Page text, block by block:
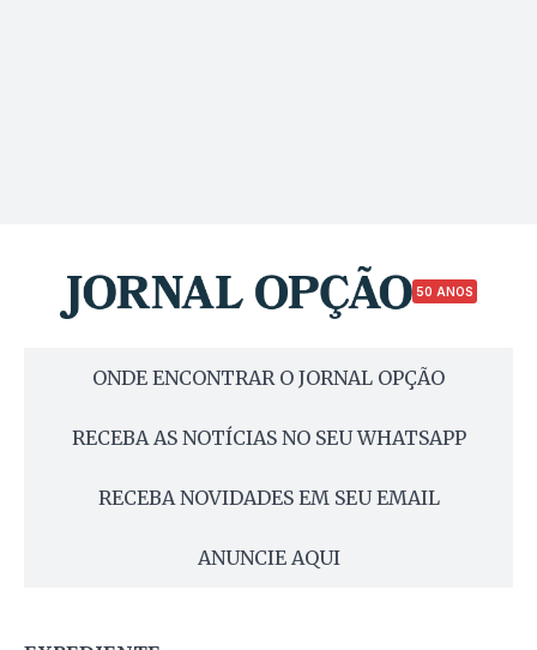
50 ANOS
ONDE ENCONTRAR O JORNAL OPÇÃO
RECEBA AS NOTÍCIAS NO SEU WHATSAPP
RECEBA NOVIDADES EM SEU EMAIL
ANUNCIE AQUI